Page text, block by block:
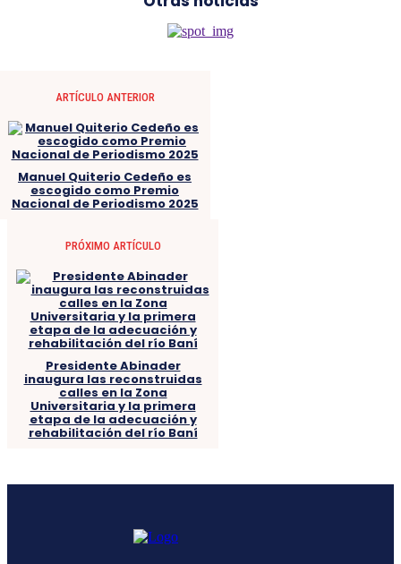
ARTÍCULO ANTERIOR
Manuel Quiterio Cedeño es
escogido como Premio
Nacional de Periodismo 2025
PRÓXIMO ARTÍCULO
Presidente Abinader
inaugura las reconstruidas
calles en la Zona
Universitaria y la primera
etapa de la adecuación y
rehabilitación del río Baní